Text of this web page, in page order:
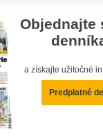
Objednajte
a získajte užitočné
Predplatné